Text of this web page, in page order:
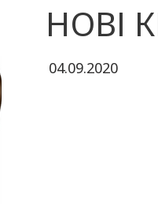
НОВІ
04.09.2020